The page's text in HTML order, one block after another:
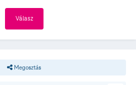
Válasz
Megosztás